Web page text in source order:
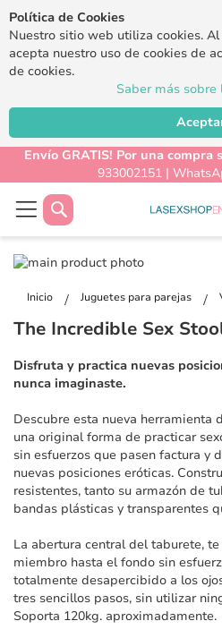
Política de Cookies
Nuestro sitio web utiliza cookies.
acepta nuestro uso de cookies de
de cookies.
Saber más sobre
Envío GRATIS! Por una compra
933002151 |
Buscar
Inicio Juguetes para parejas
Saltar
final
la
de
imágenes
de
galería
de
The Incredible Sex
Disfruta y practica nuevas
nunca imaginaste.
Descubre esta nueva herramienta
una original forma de practicar
sin esfuerzos que pasen factura y
nuevas posiciones eróticas.
resistentes, tanto su armazón de
bandas plásticas y transparentes
La abertura central del taburete,
miembro hasta el fondo sin
totalmente desapercibido a los
tres sencillos pasos, sin utilizar
Soporta 120kg. aproximadamente.